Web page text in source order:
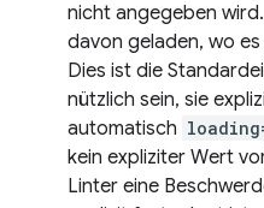
nicht angegeben
davon geladen, wo
Dies ist die
nützlich sein, sie
automatisch
kein expliziter Wert
Linter eine